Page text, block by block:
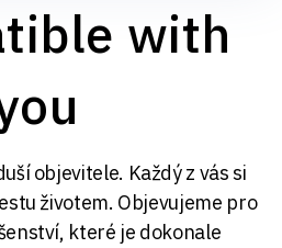
with
objevitele. Každý z vás si
životem. Objevujeme pro
které je dokonale